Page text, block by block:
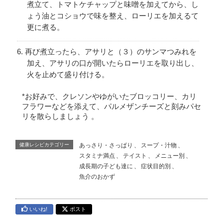
煮立て、トマトケチャップと味噌を加えてから、し
ょう油とコショウで味を整え、ローリエを加えるて
更に煮る。
再び煮立ったら、アサリと（３）のサンマつみれを
加え、アサリの口が開いたらローリエを取り出し、
火を止めて盛り付ける。
*お好みで、クレソンやゆがいたブロッコリー、カリ
フラワーなどを添えて、パルメザンチーズと刻みパセ
リを散らしましょう 。
健康レシピカテゴリー あっさり・さっぱり 、 スープ・汁物 、
スタミナ満点 、 テイスト 、 メニュー別 、
成長期の子ども達に 、 症状目的別 、
魚介のおかず
いいね! ポスト